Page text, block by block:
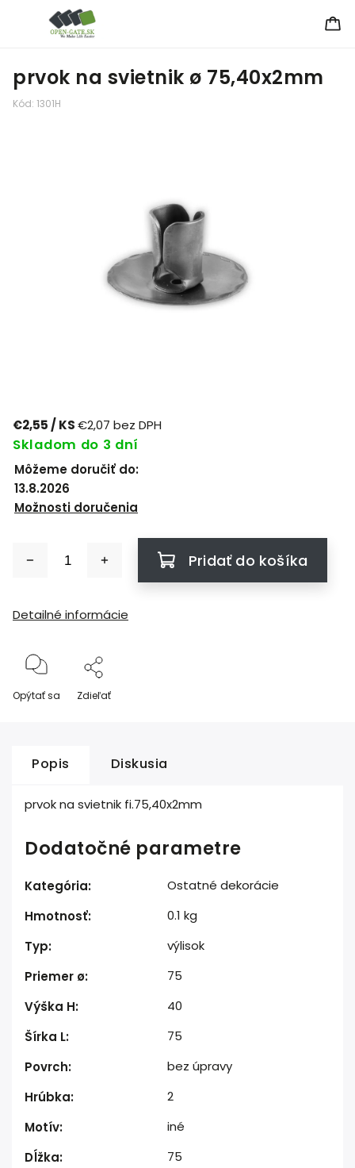
prvok na svietnik ø 75,40x2mm
Kód: 1301H
€2,55 / KS€2,07 bez DPH
Skladom do 3 dní
Môžeme doručiť do:
13.8.2026
Možnosti doručenia
Pridať do košíka
Detailné informácie
Opýtať sa Zdieľať
Popis Diskusia
prvok na svietnik fi.75,40x2mm
Dodatočné parametre
Kategória:
Ostatné dekorácie
Hmotnosť:
0.1 kg
Typ:
výlisok
Priemer ø:
75
Výška H:
40
Šírka L:
75
Povrch:
bez úpravy
Hrúbka:
2
Motív:
iné
Dĺžka:
75